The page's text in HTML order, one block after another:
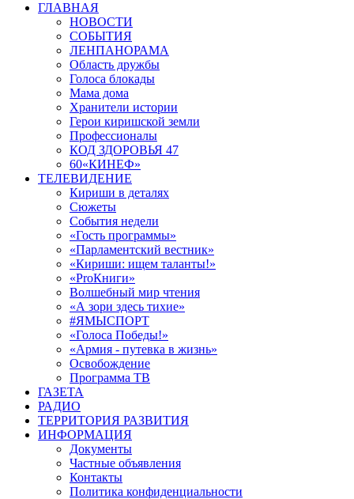
ГЛАВНАЯ
НОВОСТИ
СОБЫТИЯ
ЛЕНПАНОРАМА
Область дружбы
Голоса блокады
Мама дома
Хранители истории
Герои киришской земли
Профессионалы
КОД ЗДОРОВЬЯ 47
60«КИНЕФ»
ТЕЛЕВИДЕНИЕ
Кириши в деталях
Сюжеты
События недели
«Гость программы»
«Парламентский вестник»
«Кириши: ищем таланты!»
«ProКниги»
Волшебный мир чтения
«А зори здесь тихие»
#ЯМЫСПОРТ
«Голоса Победы!»
«Армия - путевка в жизнь»
Освобождение
Программа ТВ
ГАЗЕТА
РАДИО
ТЕРРИТОРИЯ РАЗВИТИЯ
ИНФОРМАЦИЯ
Документы
Частные объявления
Контакты
Политика конфиденциальности